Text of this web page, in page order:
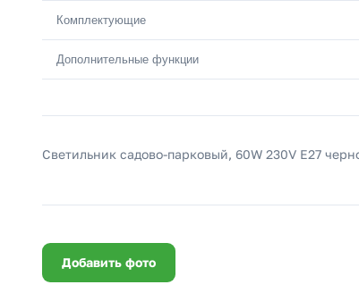
Комплектующие
Дополнительные функции
Светильник садово-парковый, 60W 230V E27
Добавить фото